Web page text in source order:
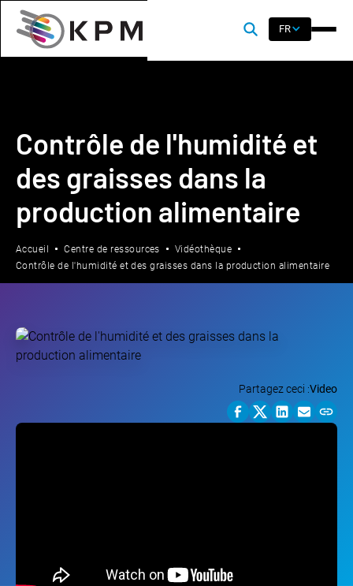
FR
Contrôle de l'humidité et
des graisses dans la
production alimentaire
Accueil Centre de ressources
Vidéothèque
Contrôle de l'humidité et des graisses dans la production alimentaire
Partagez ceci :Video